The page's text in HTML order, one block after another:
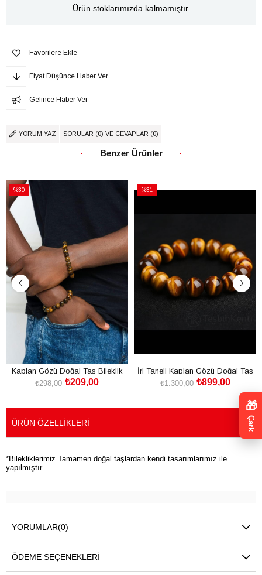
Ürün stoklarımızda kalmamıştır.
Favorilere Ekle
Fiyat Düşünce Haber Ver
Gelince Haber Ver
YORUM YAZ SORULAR (0) VE CEVAPLAR (0)
Benzer Ürünler
%30
İndirim
%30İndirim
Kaplan Gözü Doğal Taş Bileklik
₺209,00
₺298,00
%31
İri Taneli Kaplan Gözü Doğal Taş
Bileklik₺899,00
₺1.300,00
ÜRÜN ÖZELLIKLERI
*Bilekliklerimiz Tamamen doğal taşlardan kendi tasarımlarımız ile
yapılmıştır
YORUMLAR(0)
ÖDEME SEÇENEKLERI
🎁
Çark